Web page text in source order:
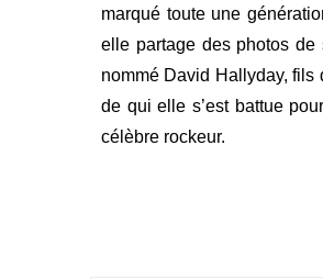
marqué toute une
elle partage des photos de
nommé David Hallyday, fils
de qui elle s’est battue
célèbre rockeur.